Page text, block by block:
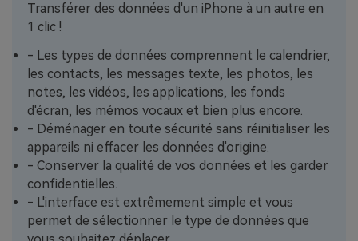
Transférer des données d'un iPhone à un autre en
1 clic !
- Les types de données comprennent le calendrier,
les contacts, les messages texte, les photos, les
notes, les vidéos, les applications, les fonds
d'écran, les mémos vocaux et bien plus encore.
- Déménager en toute sécurité sans réinitialiser les
appareils ni effacer les données d'origine.
- Conserver la qualité de vos données et les garder
confidentielles.
- L'interface est extrêmement simple et vous
permet de sélectionner le type de données que